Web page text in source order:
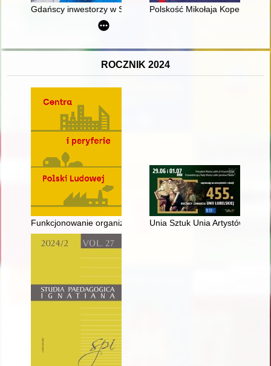
Gdańscy inwestorzy w Sopocie : prestiż finansowy i
Polskość Mikołaja Kopernika z
ROCZNIK 2024
Funkcjonowanie organizacji wyższego użytku publicznego na
Unia Sztuk Unia Artystów :